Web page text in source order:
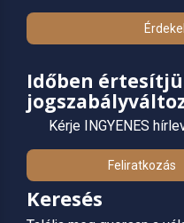
Érdekel
Időben
Kérje INGYENES
Feliratkozás
Keresés